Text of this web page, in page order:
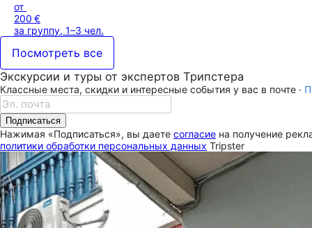
от
200 €
за группу, 1–3 чел.
Посмотреть все
Экскурсии и туры от экспертов Трипстера
Классные места, скидки и интересные события у вас в почте ·
Подписаться
Нажимая «Подписаться», вы даете согласие на получение
политики обработки персональных данных Tripster